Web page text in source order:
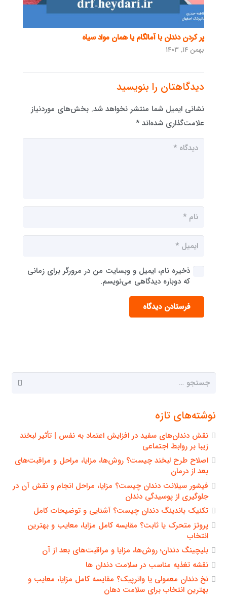
پر کردن دندان با آمالگام یا همان مواد سیاه
بهمن ۱۴, ۱۴۰۳
دیدگاهتان را بنویسید
نشانی ایمیل شما منتشر نخواهد شد. بخش‌های موردنیاز
علامت‌گذاری شده‌اند *
ذخیره نام، ایمیل و وبسایت من در مرورگر برای زمانی
که دوباره دیدگاهی می‌نویسم.
فرستادن دیدگاه
جستجو
نوشته‌های تازه
نقش دندان‌های سفید در افزایش اعتماد به نفس | تأثیر لبخند
زیبا بر روابط اجتماعی
اصلاح طرح لبخند چیست؟ روش‌ها، مزایا، مراحل و مراقبت‌های
بعد از درمان
فیشور سیلانت دندان چیست؟ مزایا، مراحل انجام و نقش آن در
جلوگیری از پوسیدگی دندان
تکنیک باندینگ دندان چیست؟ آشنایی و توضیحات کامل
پروتز متحرک یا ثابت؟ مقایسه کامل مزایا، معایب و بهترین
انتخاب
بلیچینگ دندان؛ روش‌ها، مزایا و مراقبت‌های بعد از آن
نقشه تغذیه مناسب در سلامت دندان ها
نخ دندان معمولی یا واترپیک؟ مقایسه کامل مزایا، معایب و
بهترین انتخاب برای سلامت دهان